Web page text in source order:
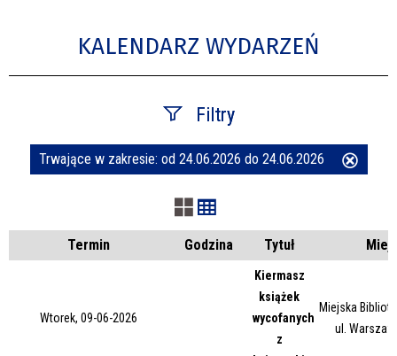
KALENDARZ WYDARZEŃ
Filtry
Szukana fraza
Kategoria
Trwające w zakresie: od 24.06.2026 do 24.06.2026
Termin Godzina Tytuł
Wtorek, 09-06-2026
Kiermasz
książek
wycofanych
z
Miejska
ul.